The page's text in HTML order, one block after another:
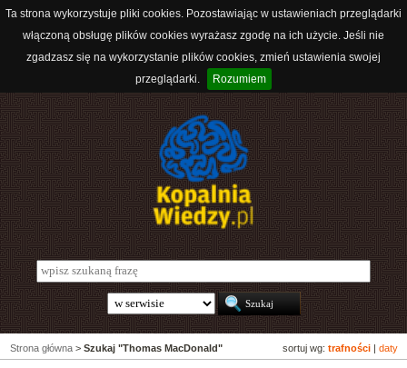
Ta strona wykorzystuje pliki cookies. Pozostawiając w ustawieniach przeglądarki
włączoną obsługę plików cookies wyrażasz zgodę na ich użycie. Jeśli nie
zgadzasz się na wykorzystanie plików cookies, zmień ustawienia swojej
przeglądarki.
Rozumiem
sortuj wg: trafności daty
Strona główna > Szukaj "Thomas MacDonald"